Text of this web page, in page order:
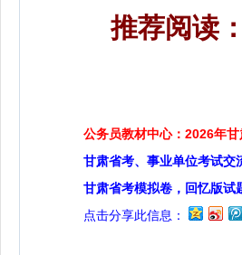
推荐阅读：
公务员教材中心：2026年
甘肃省考、事业单位考试交
甘肃省考模拟卷，回忆版试
点击分享此信息：